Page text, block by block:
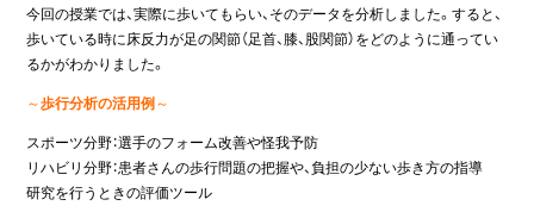
今回の授業では、実際に歩いてもらい、そのデータを分析しました。すると、
歩いている時に床反力が足の関節（足首、膝、股関節）をどのように通ってい
るかがわかりました。
～歩行分析の活用例～
スポーツ分野：選手のフォーム改善や怪我予防
リハビリ分野：患者さんの歩行問題の把握や、負担の少ない歩き方の指導
研究を行うときの評価ツール